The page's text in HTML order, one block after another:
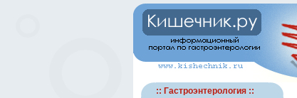
:: Гастроэнтерология ::